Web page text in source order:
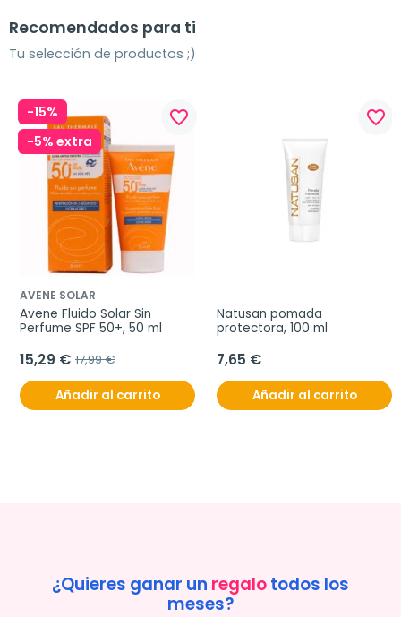
Recomendados para ti
Tu selección de productos ;)
-15%
-5% extra
favorite_border
AVENE SOLAR
Avene Fluido Solar Sin
Perfume SPF 50+, 50 ml
15,29 € 17,99 €
Añadir al carrito
favorite_border
Natusan pomada
protectora, 100 ml
7,65 €
Añadir al carrito
¿Quieres ganar un regalotodos los
meses?